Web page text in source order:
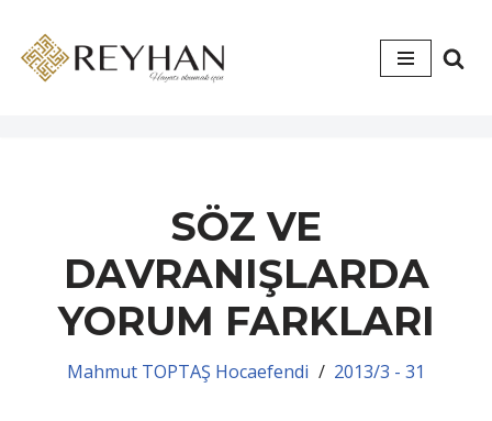
İçeriğe
SÖZ VE
DAVRANIŞLARDA
YORUM FARKLARI
Mahmut TOPTAŞ Hocaefendi 2013/3 - 31